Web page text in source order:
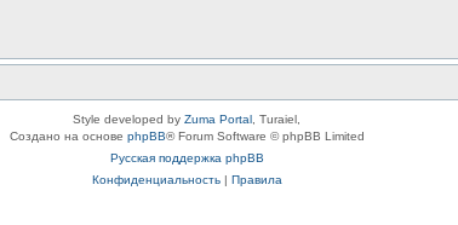
Style developed by Zuma Portal , Turaiel,
Создано на основе phpBB® Forum Software © phpBB Limited
Русская поддержка phpBB
Конфиденциальность| Правила